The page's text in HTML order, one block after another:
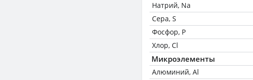
Натрий, Na
Сера, S
Фосфор, P
Хлор, Cl
Микроэлементы
Алюминий, Al